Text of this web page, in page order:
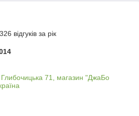
відгуків за рік
Глибочицька 71, магазин "ДжаБо